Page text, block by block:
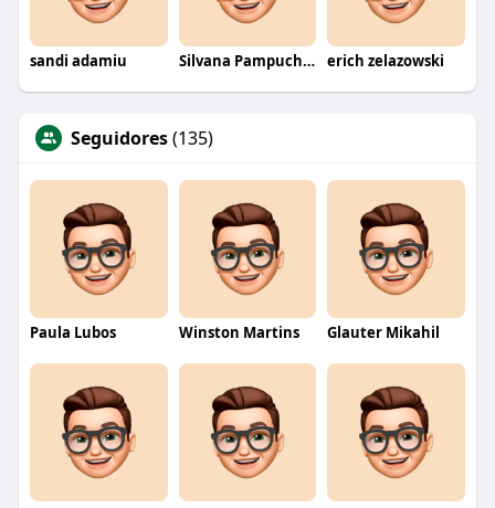
sandi adamiu Silvana Pampuch Andreata erich zelazowski
Seguidores(135)
Paula Lubos Winston Martins Glauter Mikahil